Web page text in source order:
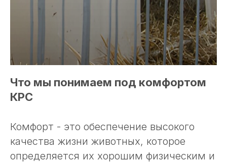
Что мы понимаем под комфортом
КРС
Комфорт - это обеспечение высокого
качества жизни животных, которое
определяется их хорошим физическим и